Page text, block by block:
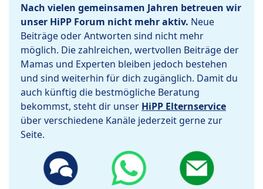
Nach vielen gemeinsamen Jahren betreuen wir
unser HiPP Forum nicht mehr aktiv. Neue
Beiträge oder Antworten sind nicht mehr
möglich. Die zahlreichen, wertvollen Beiträge der
Mamas und Experten bleiben jedoch bestehen
und sind weiterhin für dich zugänglich. Damit du
auch künftig die bestmögliche Beratung
bekommst, steht dir unser HiPP Elternservice
über verschiedene Kanäle jederzeit gerne zur
Seite.